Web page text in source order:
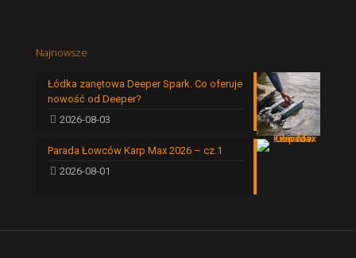
Najnowsze
Łódka zanętowa Deeper Spark. Co oferuje
nowość od Deeper?
2026-08-03
Parada Łowców Karp Max 2026 – cz.1
2026-08-01